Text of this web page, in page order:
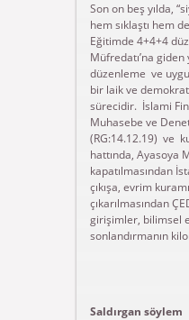
Son on beş yılda,
hem sıklaştı hem
Eğitimde 4+4+4
Müfredatı’na giden
düzenleme ve
bir laik ve
sürecidir. İslami
Muhasebe ve
(RG:14.12.19) ve
hattında, Ayasoya
kapatılmasından
çıkışa, evrim
çıkarılmasından
girişimler, bilimsel
sonlandırmanın
Saldırgan söylem